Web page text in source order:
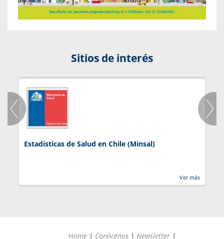
Sitios de interés
Estadísticas de Salud en Chile (Minsal)
Ver más
Home | Conócenos | Newsletter |